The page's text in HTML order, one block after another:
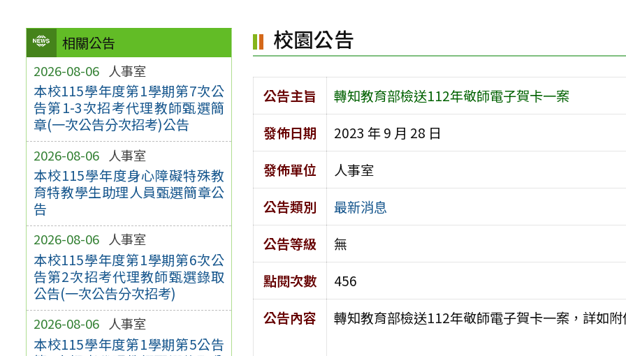
相關公告
2026-08-06 人事室
本校115學年度第1學期第7次公
告第1-3次招考代理教師甄選簡
章(一次公告分次招考)公告
2026-08-06 人事室
本校115學年度身心障礙特殊教
育特教學生助理人員甄選簡章公
告
2026-08-06 人事室
本校115學年度第1學期第6次公
告第2次招考代理教師甄選錄取
公告(一次公告分次招考)
2026-08-06 人事室
本校115學年度第1學期第5公告
校園公告
公告主旨
轉知教育部檢送112年敬師電子賀卡一案
發佈日期
2023 年 9 月 28 日
發佈單位
人事室
公告類別
最新消息
公告等級
無
點閱次數
456
公告內容
轉知教育部檢送112年敬師電子賀卡一案，詳如附